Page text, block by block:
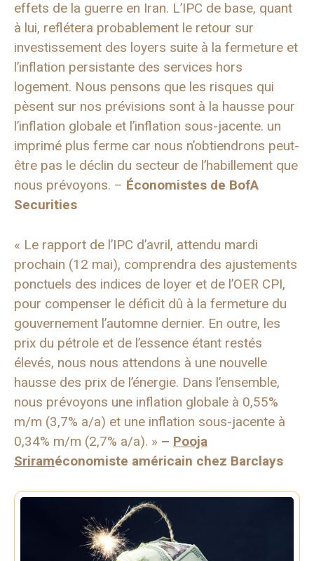
effets de la guerre en Iran. L’IPC de base, quant
à lui, reflétera probablement le retour sur
investissement des loyers suite à la fermeture et
l’inflation persistante des services hors
logement. Nous pensons que les risques qui
pèsent sur nos prévisions sont à la hausse pour
l’inflation globale et l’inflation sous-jacente. un
imprimé plus ferme car nous n’obtiendrons peut-
être pas le déclin du secteur de l’habillement que
nous prévoyons. – Économistes de BofA
Securities
« Le rapport de l’IPC d’avril, attendu mardi
prochain (12 mai), comprendra des ajustements
ponctuels des indices de loyer et de l’OER CPI,
pour compenser le déficit dû à la fermeture du
gouvernement l’automne dernier. En outre, les
prix du pétrole et de l’essence étant restés
élevés, nous nous attendons à une nouvelle
hausse des prix de l’énergie. Dans l’ensemble,
nous prévoyons une inflation globale à 0,55%
m/m (3,7% a/a) et une inflation sous-jacente à
0,34% m/m (2,7% a/a). » – Pooja
Sriraméconomiste américain chez Barclays